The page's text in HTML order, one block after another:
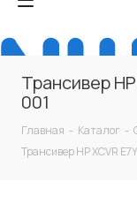
Трансивер
001
Главная - Каталог -
Трансивер HP XCVR